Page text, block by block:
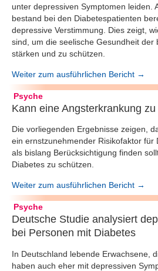
unter depressiven Symptomen leiden.
bestand bei den Diabetespatienten
depressive Verstimmung. Dies zeigt,
sind, um die seelische Gesundheit der
stärken und zu schützen.
Weiter zum ausführlichen Bericht →
Psyche
Kann eine Angsterkrankung
Die vorliegenden Ergebnisse zeigen,
ein ernstzunehmender Risikofaktor für
als bislang Berücksichtigung finden
Diabetes zu schützen.
Weiter zum ausführlichen Bericht →
Psyche
Deutsche Studie analysiert
bei Personen mit Diabetes
In Deutschland lebende Erwachsene,
haben auch eher mit depressiven